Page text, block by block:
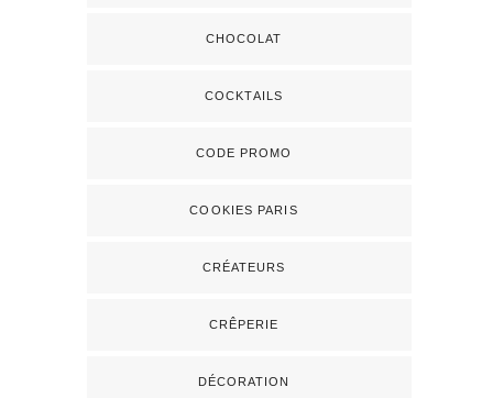
CHOCOLAT
COCKTAILS
CODE PROMO
COOKIES PARIS
CRÉATEURS
CRÊPERIE
DÉCORATION